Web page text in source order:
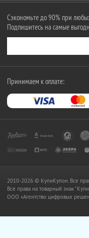
Сэкономьте до 90% при
Подпишитесь на самые
Принимаем к оплате:
2010-2026 © КупиКупон. Все
Все права на товарный знак
OOO «Агентство цифровых